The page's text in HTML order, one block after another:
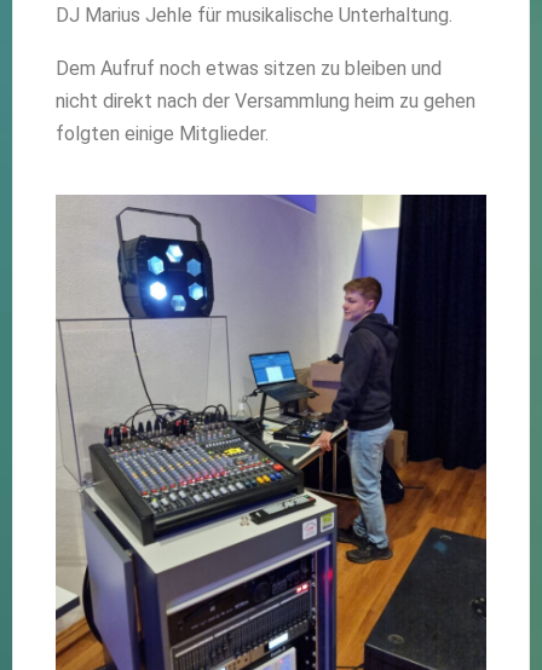
DJ Marius Jehle für musikalische Unterhaltung.
Dem Aufruf noch etwas sitzen zu bleiben und
nicht direkt nach der Versammlung heim zu gehen
folgten einige Mitglieder.